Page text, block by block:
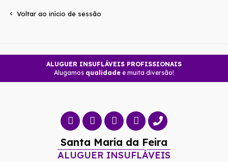
 Voltar ao início de sessão
ALUGUER INSUFLÁVEIS PROFISSIONAIS
Alugamos qualidade e muita diversão!
Santa Maria da Feira
ALUGUER INSUFLÁVEIS